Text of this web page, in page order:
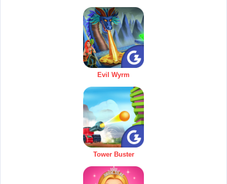
Evil Wyrm
Tower Buster